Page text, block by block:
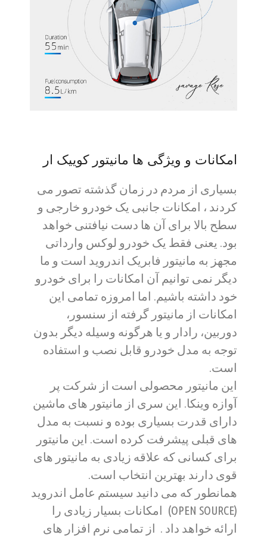
امکانات و ویژگی ها مانیتور کوییک ار
بسیاری از مردم در زمان گذشته تصور می
کردند ، امکانات جانبی یک خودرو خارجی و
سطح بالا برای آن ها دست نیافتنی خواهد
بود. یعنی فقط یک خودرو لوکس وارداتی
مجهز به مانیتور فابریک اندروید است و ما
دیگر نمی توانیم آن امکانات را برای خودرو
خود داشته باشیم. اما امروزه تمامی این
امکانات از مانیتور گرفته از سنسور،
دوربین، رادار و یا هرگونه وسیله دیگر بدون
توجه به مدل خودرو قابل نصب و استفاده
است.
این مانیتور محصولی است از شرکت پر
آوازه وینکا. این سری از مانیتور های ماشین
دارای قدرت بسیاری بوده و نسبت به مدل
های قبلی پیشرفت کرده است. این مانیتور
برای کسانی که علاقه زیادی به مانیتور های
قوی دارند بهترین انتخاب است.
همانطور که می دانید سیستم عامل اندروید
(OPEN SOURCE) امکانات بسیار زیادی را
ارائه خواهد داد . از تمامی نرم افزار های